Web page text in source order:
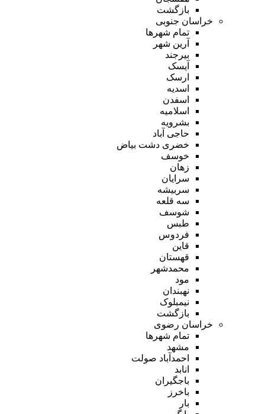
بازگشت
خراسان جنوبی
تمام شهر‌ها
آرین شهر
بیرجند
آیسک
ارسک
اسدیه
اسفدن
اسلامیه
بشرویه
حاجی آباد
خضری دشت بیاض
خوسف
زهان
سرایان
سربیشه
سه قلعه
شوسف
طبس
فردوس
قاین
قهستان
محمدشهر
مود
نهبندان
نیمبلوک
بازگشت
خراسان رضوی
تمام شهر‌ها
مشهد
احمدآباد صولت
انابد
باجگیران
باخرز
بار